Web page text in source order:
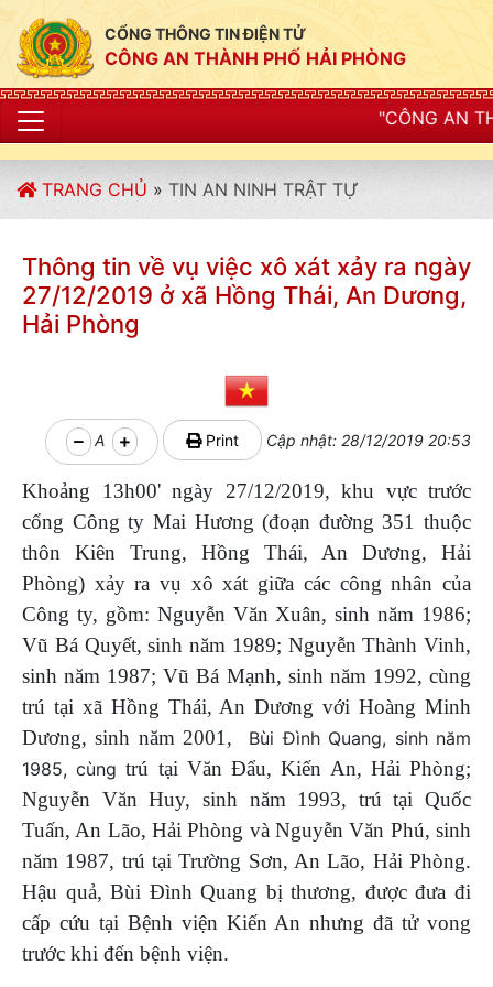
CỔNG THÔNG TIN ĐIỆN TỬ
CÔNG AN THÀNH PHỐ HẢI PHÒNG
"CÔNG AN THÀNH PHỐ HẢI
TRANG CHỦ » TIN AN NINH TRẬT TỰ
Thông tin về vụ việc xô xát xảy ra ngày
27/12/2019 ở xã Hồng Thái, An Dương,
Hải Phòng
A Print Cập nhật: 28/12/2019 20:53
Khoảng 13h00' ngày 27/12/2019, khu vực trước
cổng Công ty Mai Hương (đoạn đường 351 thuộc
thôn Kiên Trung, Hồng Thái, An Dương, Hải
Phòng) xảy ra vụ xô xát giữa các công nhân của
Công ty, gồm: Nguyễn Văn Xuân, sinh năm 1986;
Vũ Bá Quyết, sinh năm 1989; Nguyễn Thành Vinh,
sinh năm 1987; Vũ Bá Mạnh, sinh năm 1992, cùng
trú tại xã Hồng Thái, An Dương với Hoàng Minh
Dương, sinh năm 2001, Bùi Đình Quang, sinh năm
1985, cùngtrú tại Văn Đẩu, Kiến An, Hải Phòng;
Nguyễn Văn Huy, sinh năm 1993, trú tại Quốc
Tuấn, An Lão, Hải Phòng và Nguyễn Văn Phú, sinh
năm 1987, trú tại Trường Sơn, An Lão, Hải Phòng.
Hậu quả, Bùi Đình Quang bị thương, được đưa đi
cấp cứu tại Bệnh viện Kiến An nhưng đã tử vong
trước khi đến bệnh viện.